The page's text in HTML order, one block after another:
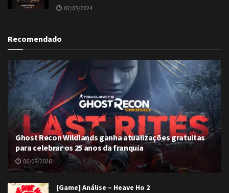
02/05/2024
Recomendado
Ghost Recon Wildlands ganha atualizações gratuitas
para celebrar os 25 anos da franquia
06/08/2026
[Game] Análise – Heave Ho 2